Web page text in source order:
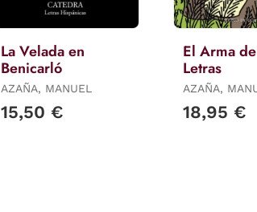
La Velada en
Benicarló
AZAÑA, MANUEL
15,50 €
El Arma
Letras
AZAÑA,
18,95 €